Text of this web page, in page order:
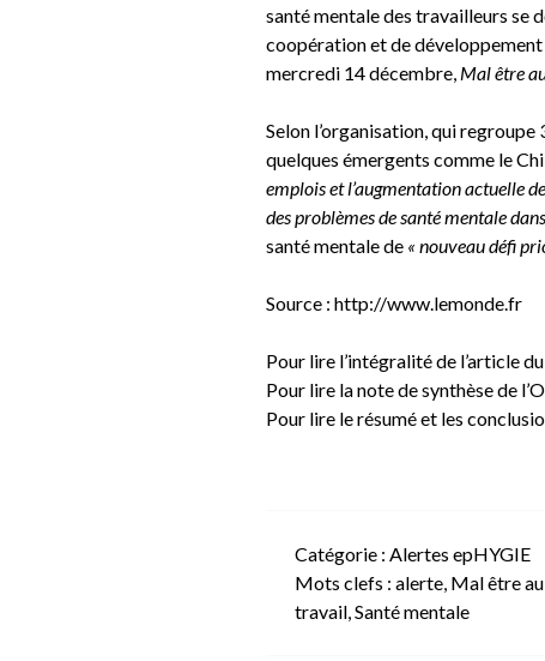
santé mentale des travailleurs se
coopération et de
mercredi 14 décembre, Mal être
Selon l’organisation, qui regroupe
quelques émergents comme le
emplois et l’augmentation actuelle
des problèmes de santé mentale
santé mentale de « nouveau défi
Source : http://www.lemonde.fr
Pour lire l’intégralité de l’article
Pour lire la note de synthèse de
Pour lire le résumé et les
Catégorie : Alertes epHYGIE
Mots clefs : alerte, Mal être
travail,Santé mentale